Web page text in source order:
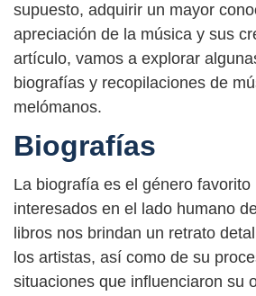
supuesto, adquirir un mayor
apreciación de la música y sus
artículo, vamos a explorar
biografías y recopilaciones de
melómanos.
Biografías
La biografía es el género favorito
interesados ​​en el lado humano
libros nos brindan un retrato
los artistas, así como de su
situaciones que influenciaron su